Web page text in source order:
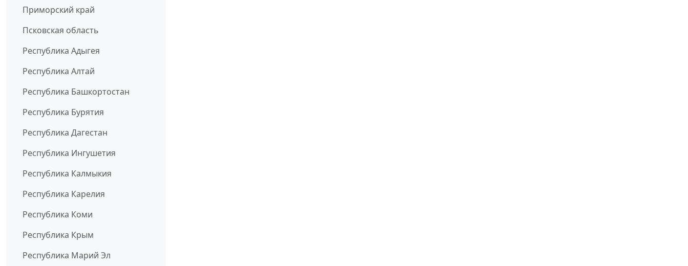
Приморский край
Псковская область
Республика Адыгея
Республика Алтай
Республика Башкортостан
Республика Бурятия
Республика Дагестан
Республика Ингушетия
Республика Калмыкия
Республика Карелия
Республика Коми
Республика Крым
Республика Марий Эл